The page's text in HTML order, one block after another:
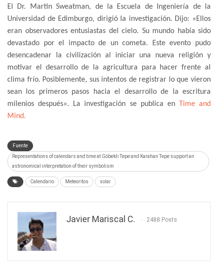
El Dr. Martin Sweatman, de la Escuela de Ingeniería de la
Universidad de Edimburgo, dirigió la investigación. Dijo: «Ellos
eran observadores entusiastas del cielo. Su mundo había sido
devastado por el impacto de un cometa. Este evento pudo
desencadenar la civilización al iniciar una nueva religión y
motivar el desarrollo de la agricultura para hacer frente al
clima frío. Posiblemente, sus intentos de registrar lo que vieron
sean los primeros pasos hacia el desarrollo de la escritura
milenios después». La investigación se publica en
Time and
Mind.
Fuente
Representations of calendars and time at Göbekli Tepe and Karahan Tepe support an
astronomical interpretation of their symbolism
Calendario Meteoritos solar
Javier Mariscal C. 2488 Posts